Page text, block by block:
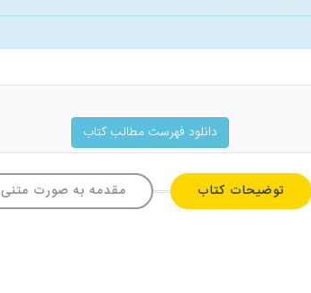
دانلود فهرست مطالب کتاب
توضیحات کتاب مقدمه به صورت متنی